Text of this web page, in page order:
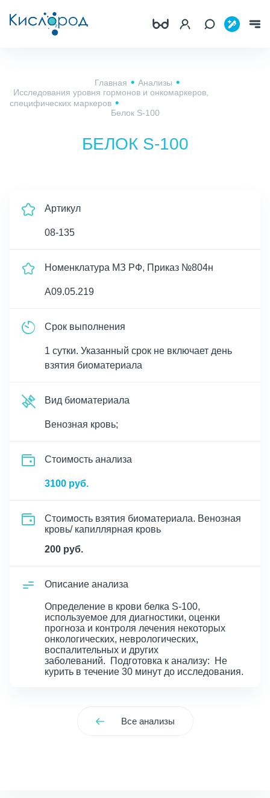
Главная
Анализы
Исследования уровня гормонов и онкомаркеров,
специфических маркеров
Белок S-100
БЕЛОК S-100
Артикул
08-135
Номенклатура МЗ РФ, Приказ №804н
A09.05.219
Срок выполнения
1 сутки. Указанный срок не включает день
взятия биоматериала
Вид биоматериала
Венозная кровь;
Cтоимость анализа
3100 руб.
Стоимость взятия биоматериала. Венозная
кровь/ капиллярная кровь
200 руб.
Описание анализа
Определение в крови белка S-100,
используемое для диагностики, оценки
прогноза и контроля лечения некоторых
онкологических, неврологических,
воспалительных и других
заболеваний. Подготовка к анализу: Не
курить в течение 30 минут до исследования.
Все анализы